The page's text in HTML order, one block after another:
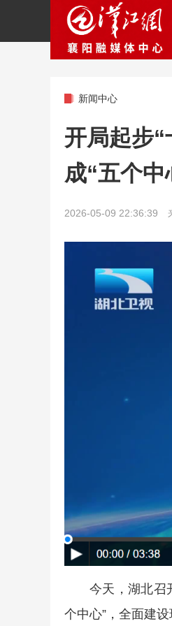
新闻中心
开局起步
成“五个
2026-05-09 22:36:39
今天，湖北召
个中心”，全面建